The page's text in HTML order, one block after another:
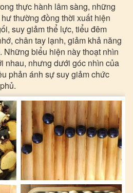
thực hành lâm sàng, những
thường đồng thời xuất hiện
suy giảm thể lực, tiểu đêm
chân tay lạnh, giảm khả năng
Những biểu hiện này thoạt nhìn
nhau, nhưng dưới góc nhìn của
phản ánh sự suy giảm chức